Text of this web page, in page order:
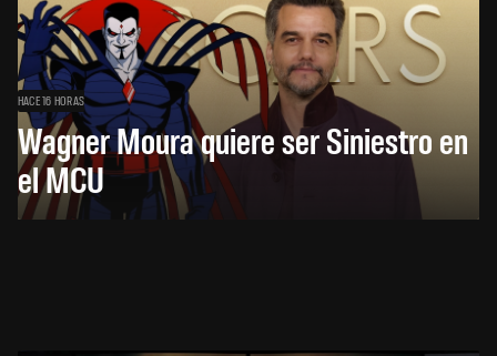
HACE 16 HORAS
Wagner Moura quiere ser Siniestro en
el MCU